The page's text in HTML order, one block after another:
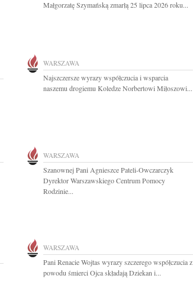
Małgorzatę Szymańską zmarłą 25 lipca 2026 roku...
WARSZAWA
Najszczersze wyrazy współczucia i wsparcia
naszemu drogiemu Koledze Norbertowi Miłoszowi...
WARSZAWA
Szanownej Pani Agnieszce Pateli-Owczarczyk
Dyrektor Warszawskiego Centrum Pomocy
Rodzinie...
WARSZAWA
Pani Renacie Wojtas wyrazy szczerego współczucia z
powodu śmierci Ojca składają Dziekan i...